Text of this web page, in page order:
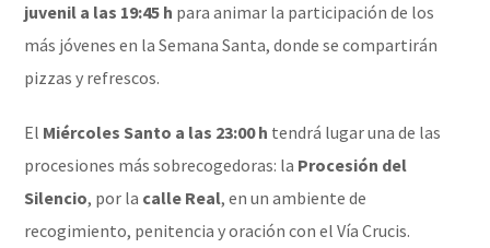
juvenil a las 19:45 h para animar la participación de los
más jóvenes en la Semana Santa, donde se compartirán
pizzas y refrescos.
El Miércoles Santo a las 23:00 h tendrá lugar una de las
procesiones más sobrecogedoras: la Procesión del
Silencio, por la calle Real, en un ambiente de
recogimiento, penitencia y oración con el Vía Crucis.